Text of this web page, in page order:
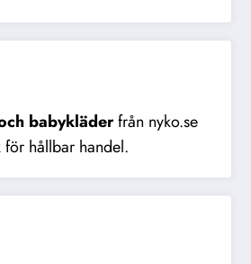
babykläderfrån nyko.se
för hållbar handel.